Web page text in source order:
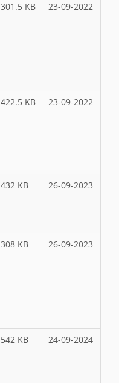
301.5 KB 23-09-2022
422.5 KB 23-09-2022
432 KB 26-09-2023
308 KB 26-09-2023
542 KB 24-09-2024